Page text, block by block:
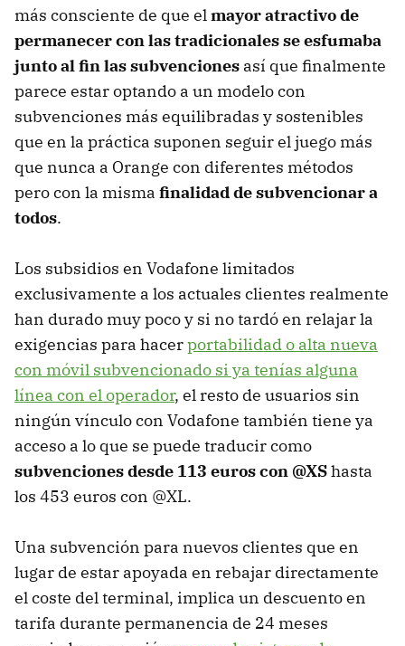
más consciente de que elmayor atractivo de
permanecer con las tradicionales se esfumaba
junto al fin las subvenciones así que finalmente
parece estar optando a un modelo con
subvenciones más equilibradas y sostenibles
que en la práctica suponen seguir el juego más
que nunca a Orange con diferentes métodos
pero con la misma finalidad de subvencionar a
todos.
Los subsidios en Vodafone limitados
exclusivamente a los actuales clientes realmente
han durado muy poco y si no tardó en relajar la
exigencias para hacerportabilidad o alta nueva
con móvil subvencionado si ya tenías alguna
línea con el operador, el resto de usuarios sin
ningún vínculo con Vodafone también tiene ya
acceso a lo que se puede traducir como
subvenciones desde 113 euros con @XShasta
los 453 euros con @XL.
Una subvención para nuevos clientes que en
lugar de estar apoyada en rebajar directamente
el coste del terminal, implica un descuento en
tarifa durante permanencia de 24 meses